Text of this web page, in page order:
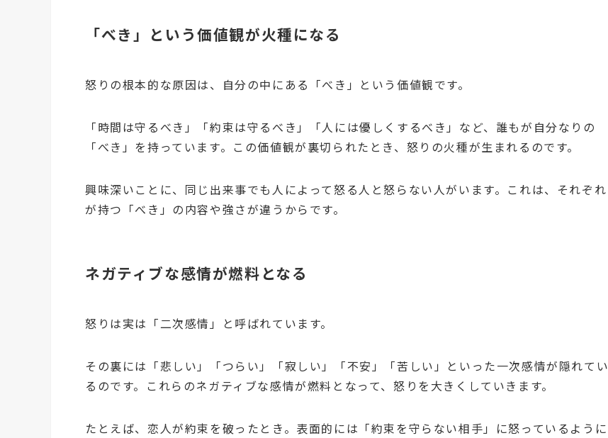
「べき」という価値観が火種になる
怒りの根本的な原因は、自分の中にある「べき」という価値観です。
「時間は守るべき」「約束は守るべき」「人には優しくするべき」など、誰もが自分なりの
「べき」を持っています。この価値観が裏切られたとき、怒りの火種が生まれるのです。
興味深いことに、同じ出来事でも人によって怒る人と怒らない人がいます。これは、それぞれ
が持つ「べき」の内容や強さが違うからです。
ネガティブな感情が燃料となる
怒りは実は「二次感情」と呼ばれています。
その裏には「悲しい」「つらい」「寂しい」「不安」「苦しい」といった一次感情が隠れてい
るのです。これらのネガティブな感情が燃料となって、怒りを大きくしていきます。
たとえば、恋人が約束を破ったとき。表面的には「約束を守らない相手」に怒っているように